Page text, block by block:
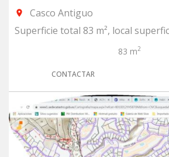
room
Casco Antiguo
Superficie total 83 m², local
83 m2
CONTACTAR